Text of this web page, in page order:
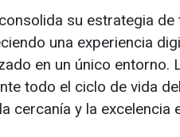
su estrategia
una experiencia
en un único
todo el ciclo de vida
cercanía y la excelencia